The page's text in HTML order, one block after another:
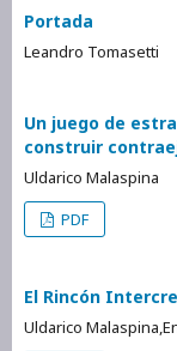
Portada
Leandro Tomasetti
Un juego de
construir
Uldarico Malaspina
PDF
El Rincón
Uldarico